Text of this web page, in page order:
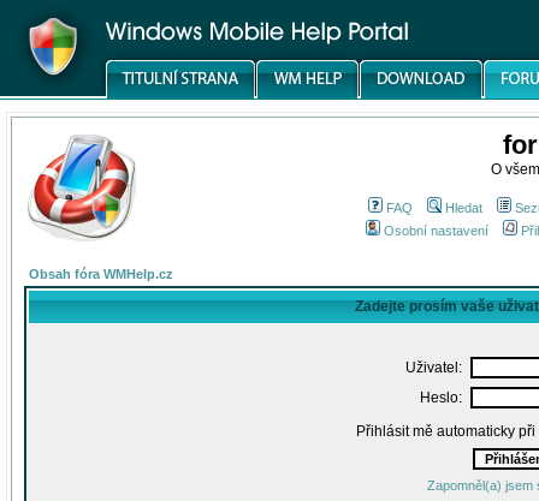
O
FAQ Hledat
Osobní nastavení
Obsah fóra WMHelp.cz
Zadejte prosím vaše
Uživatel:
Heslo:
Přihlásit mě automaticky
Zapomněl(a) jsem